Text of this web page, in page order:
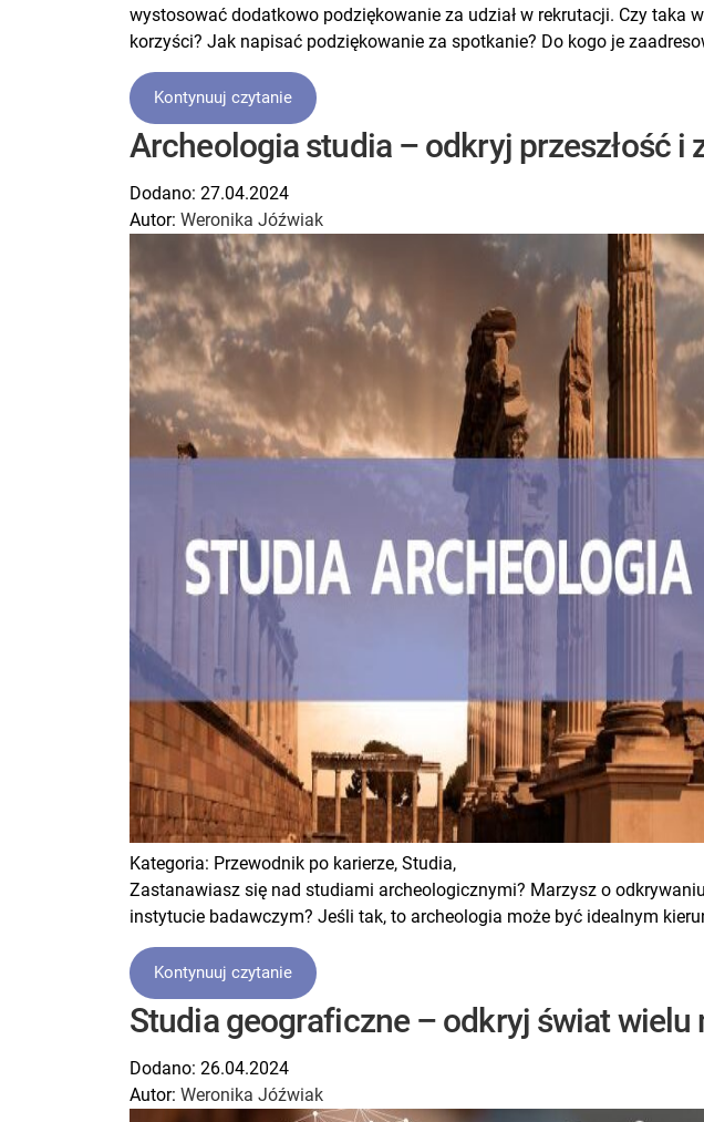
wystosować dodatkowo podziękowanie za udział w rekrutacji. Czy
korzyści? Jak napisać podziękowanie za spotkanie? Do kogo je
Kontynuuj czytanie
Archeologia studia – odkryj przeszłość i
Dodano: 27.04.2024
Autor: Weronika Jóźwiak
Kategoria: Przewodnik po karierze, Studia,
Zastanawiasz się nad studiami archeologicznymi? Marzysz o
instytucie badawczym? Jeśli tak, to archeologia może być idealnym
Kontynuuj czytanie
Studia geograficzne – odkryj świat wielu
Dodano: 26.04.2024
Autor: Weronika Jóźwiak